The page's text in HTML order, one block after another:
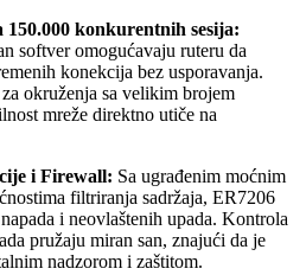
150.000 konkurentnih sesija:
softver omogućavaju ruteru da
konekcija bez usporavanja.
okruženja sa velikim brojem
mreže direktno utiče na
i Firewall: Sa ugrađenim moćnim
filtriranja sadržaja, ER7206
i neovlaštenih upada. Kontrola
pružaju miran san, znajući da je
nadzorom i zaštitom.